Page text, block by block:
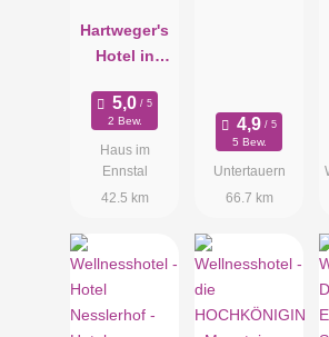
Hartweger's
Hotel in
bei
Schladming
2 Bew.
Haus im
Ennstal
42.5 km
5 Bew.
Untertauern
66.7 km